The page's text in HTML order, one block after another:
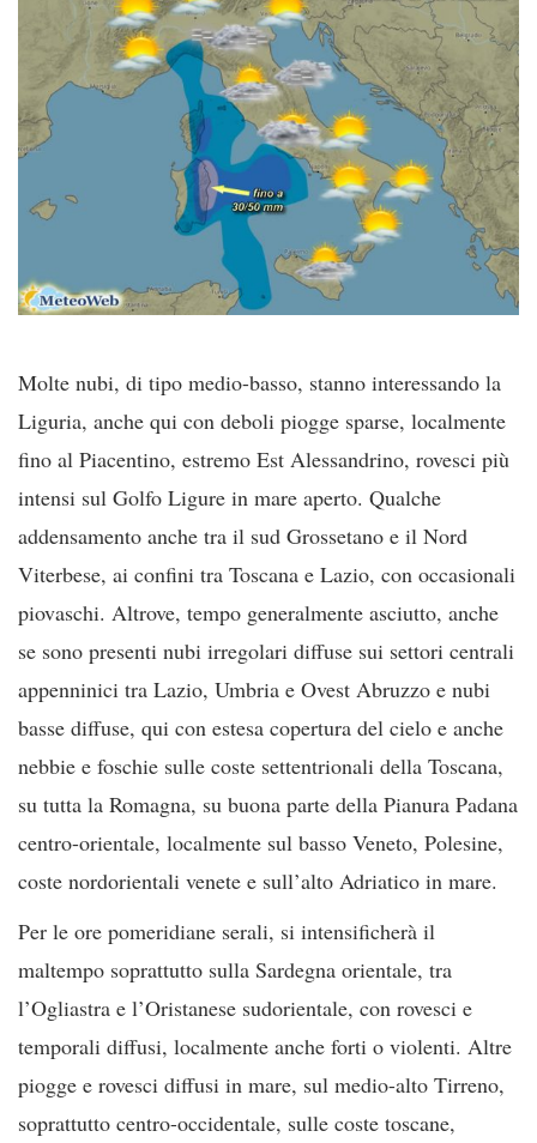
Molte nubi, di tipo medio-basso, stanno interessando la
Liguria, anche qui con deboli piogge sparse, localmente
fino al Piacentino, estremo Est Alessandrino, rovesci più
intensi sul Golfo Ligure in mare aperto. Qualche
addensamento anche tra il sud Grossetano e il Nord
Viterbese, ai confini tra Toscana e Lazio, con occasionali
piovaschi. Altrove, tempo generalmente asciutto, anche
se sono presenti nubi irregolari diffuse sui settori centrali
appenninici tra Lazio, Umbria e Ovest Abruzzo e nubi
basse diffuse, qui con estesa copertura del cielo e anche
nebbie e foschie sulle coste settentrionali della Toscana,
su tutta la Romagna, su buona parte della Pianura Padana
centro-orientale, localmente sul basso Veneto, Polesine,
coste nordorientali venete e sull’alto Adriatico in mare.
Per le ore pomeridiane serali, si intensificherà il
maltempo soprattutto sulla Sardegna orientale, tra
l’Ogliastra e l’Oristanese sudorientale, con rovesci e
temporali diffusi, localmente anche forti o violenti. Altre
piogge e rovesci diffusi in mare, sul medio-alto Tirreno,
soprattutto centro-occidentale, sulle coste toscane,